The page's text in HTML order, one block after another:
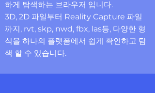
하게 탐색하는 브라우저 입니다.
3D, 2D 파일부터 Reality Capture 파일
까지, rvt, skp, nwd, fbx, las등, 다양한 형
식을 하나의 플랫폼에서 쉽게 확인하고 탐
색 할 수 있습니다.